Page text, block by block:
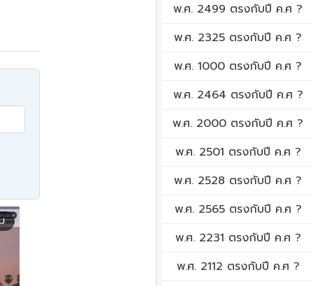
พ.ศ. 2499 ตรงกับปี ค.ศ ?
พ.ศ. 2325 ตรงกับปี ค.ศ ?
พ.ศ. 1000 ตรงกับปี ค.ศ ?
พ.ศ. 2464 ตรงกับปี ค.ศ ?
พ.ศ. 2000 ตรงกับปี ค.ศ ?
พ.ศ. 2501 ตรงกับปี ค.ศ ?
พ.ศ. 2528 ตรงกับปี ค.ศ ?
พ.ศ. 2565 ตรงกับปี ค.ศ ?
พ.ศ. 2231 ตรงกับปี ค.ศ ?
พ.ศ. 2112 ตรงกับปี ค.ศ ?